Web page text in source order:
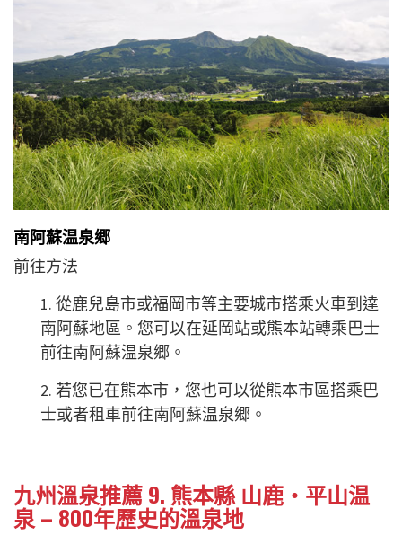
南阿蘇温泉郷
前往方法
1. 從鹿兒島市或福岡市等主要城市搭乘火車到達
南阿蘇地區。您可以在延岡站或熊本站轉乘巴士
前往南阿蘇温泉郷。
2. 若您已在熊本市，您也可以從熊本市區搭乘巴
士或者租車前往南阿蘇温泉郷。
九州溫泉推薦 9. 熊本縣 山鹿・平山温
泉 – 800年歷史的溫泉地